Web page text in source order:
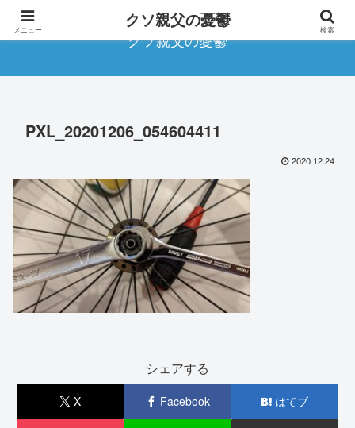
クソ親父の憂鬱
PXL_20201206_054604411
2020.12.24
シェアする
X Facebook はてブ
メニュー クソ親父の憂鬱 検索